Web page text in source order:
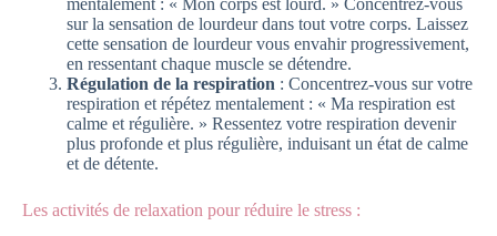
mentalement : « Mon corps est lourd. » Concentrez-vous
sur la sensation de lourdeur dans tout votre corps. Laissez
cette sensation de lourdeur vous envahir progressivement,
en ressentant chaque muscle se détendre.
Régulation de la respiration : Concentrez-vous sur votre
respiration et répétez mentalement : « Ma respiration est
calme et régulière. » Ressentez votre respiration devenir
plus profonde et plus régulière, induisant un état de calme
et de détente.
Les activités de relaxation pour réduire le stress :